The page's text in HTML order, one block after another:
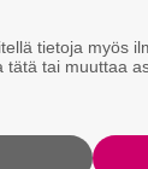
tietoja myös
tai muuttaa